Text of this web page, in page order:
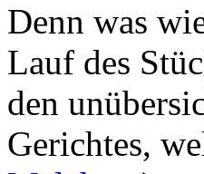
Denn was
Lauf des
den
Gerichtes,